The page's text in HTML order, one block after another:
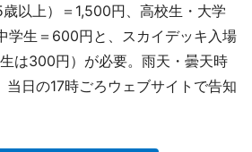
以上）＝1,500円、高校生・大学
学生＝600円と、スカイデッキ入場
は300円）が必要。雨天・曇天時
日の17時ごろウェブサイトで告知